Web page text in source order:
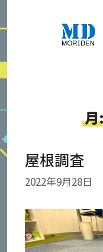
ツ
へ
キ
プ
屋根調査
2022年9月28日